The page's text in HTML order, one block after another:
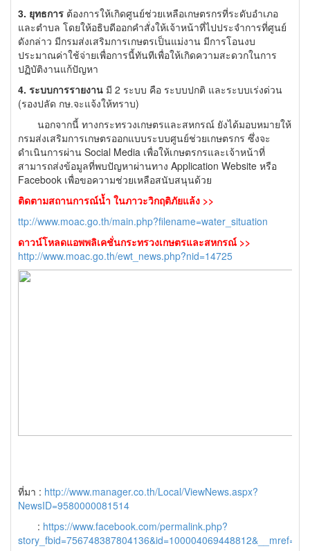
3. ยุทธการ ต้องการให้เกิดศูนย์ช่วยเหลือเกษตรกรที่ระดับอำเภอ
และตำบล โดยให้อธิบดีออกคำสั่งให้เจ้าหน้าที่ไปประจำการที่ศูนย์
ดังกล่าว มีกรมส่งเสริมการเกษตรเป็นแม่งาน มีการโอนงบ
ประมาณค่าใช้จ่ายเพื่อการนี้ทันทีเพื่อให้เกิดความสะดวกในการ
ปฏิบัติงานแก้ปัญหา
4. ระบบการรายงาน มี 2 ระบบ คือ ระบบปกติ และระบบเร่งด่วน
(รองปลัด กษ.จะแจ้งให้ทราบ)
นอกจากนี้ ทางกระทรวงเกษตรและสหกรณ์ ยังได้มอบหมายให้
กรมส่งเสริมการเกษตรออกแบบระบบศูนย์ช่วยเกษตรกร ซึ่งจะ
ดำเนินการผ่าน Social Media เพื่อให้เกษตรกรและเจ้าหน้าที่
สามารถส่งข้อมูลที่พบปัญหาผ่านทาง Application Website หรือ
Facebook เพื่อขอความช่วยเหลือสนับสนุนด้วย
ติดตามสถานการณ์น้ำ ในภาวะวิกฤติภัยแล้ง >>
ttp://www.moac.go.th/main.php?filename=water_situation
ดาวน์โหลดแอพพลิเคชั่นกระทรวงเกษตรและสหกรณ์ >>
http://www.moac.go.th/ewt_news.php?nid=14725
ที่มา : http://www.manager.co.th/Local/ViewNews.aspx?
NewsID=9580000081514
: https://www.facebook.com/permalink.php?